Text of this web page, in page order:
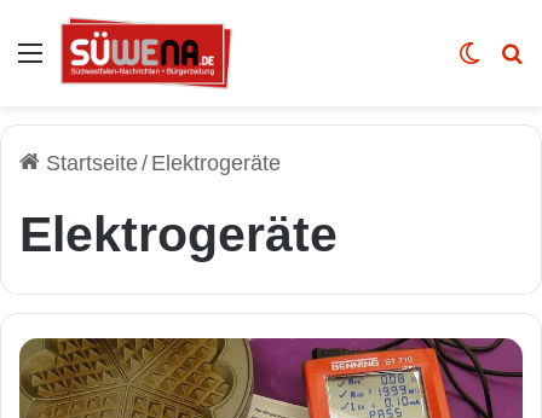
Auswahl Skin
Startseite/ Elektrogeräte
Elektrogeräte